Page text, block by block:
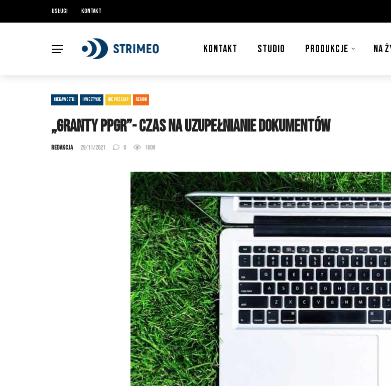
Usługi Kontakt
KONTAKT STUDIO PRODUKCJE NA
CIEKAWOSTKI INWESTYCJE NIE PRZEGAP REGION
„Granty PPGR”- czas na uzupełnianie dokumentów
Redakcja 29/11/2021 0 1009